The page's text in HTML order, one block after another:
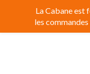
contenu
La Cabane est
les